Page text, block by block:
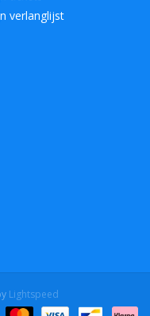
verlanglijst
Lightspeed